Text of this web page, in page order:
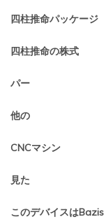
四柱推命パッケージ
四柱推命の株式
パー
他の
CNCマシン
見た
このデバイスはBazis